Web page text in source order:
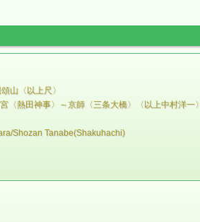
山〈以上尺〉
熱田神事〉～京師〈三条大橋〉〈以上中村洋一〉
Shozan Tanabe(Shakuhachi)